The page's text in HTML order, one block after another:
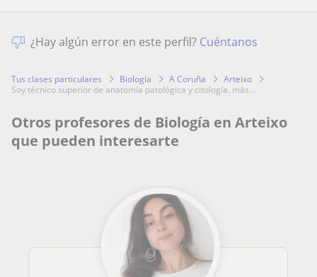
¿Hay algún error en este perfil? Cuéntanos
Tus clases particulares Biología A Coruña
Arteixo
soy técnico superior de anatomía patológica y citología. más...
Otros profesores de Biología en Arteixo
que pueden interesarte